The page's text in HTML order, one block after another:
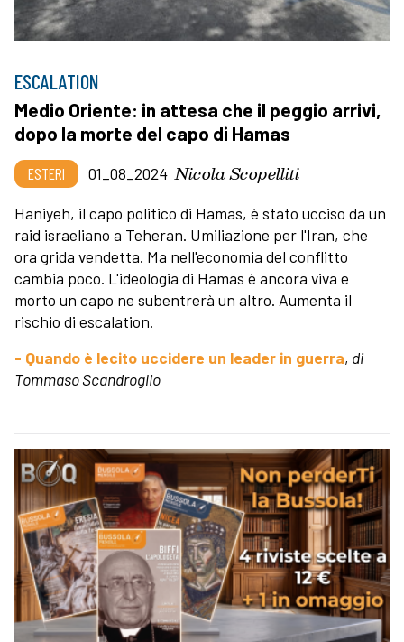
ESCALATION
Medio Oriente: in attesa che il peggio arrivi,
dopo la morte del capo di Hamas
ESTERI 01_08_2024 Nicola Scopelliti
Haniyeh, il capo politico di Hamas, è stato ucciso da un
raid israeliano a Teheran. Umiliazione per l'Iran, che
ora grida vendetta. Ma nell'economia del conflitto
cambia poco. L'ideologia di Hamas è ancora viva e
morto un capo ne subentrerà un altro. Aumenta il
rischio di escalation.
- Quando è lecito uccidere un leader in guerra, di
Tommaso Scandroglio